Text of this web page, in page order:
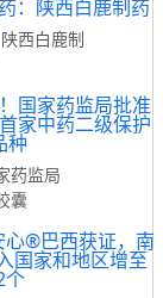
西白鹿制
药监局
囊